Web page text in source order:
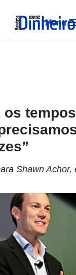
Menu
os
Shawn Achor,